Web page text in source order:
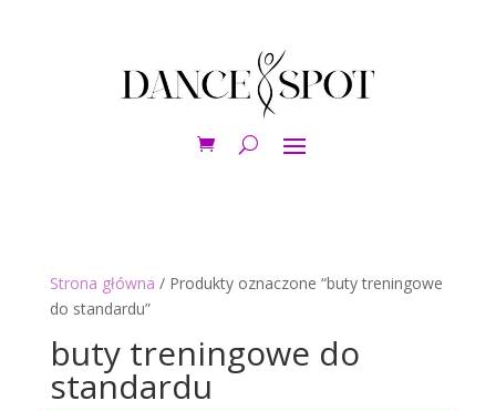
Strona główna / Produkty oznaczone “buty treningowe
do standardu”
buty treningowe do
standardu